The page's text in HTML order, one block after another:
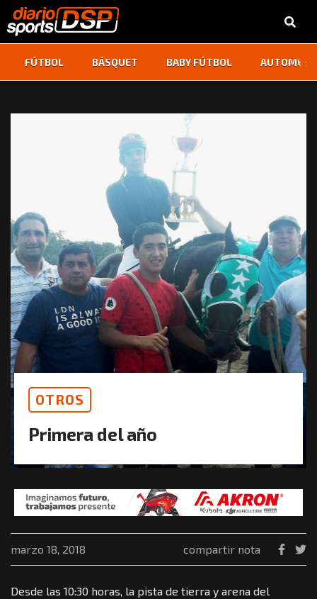
FÚTBOL BÁSQUET BABY FÚTBOL ‹ ›
OTROS
Primera del año
marzo 18, 2018 compartir nota
Desde las 10:30 horas, la pista de tierra y arena del